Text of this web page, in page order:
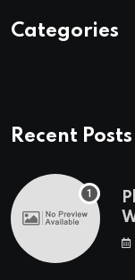
Categories
Recent Posts